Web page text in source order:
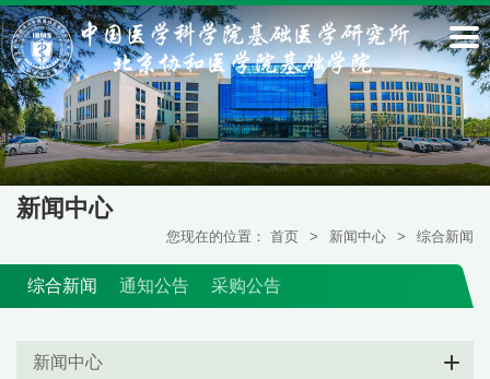
新闻中心
您现在的位置： 首页 > 新闻中心 > 综合新闻
综合新闻 通知公告 采购公告
新闻中心